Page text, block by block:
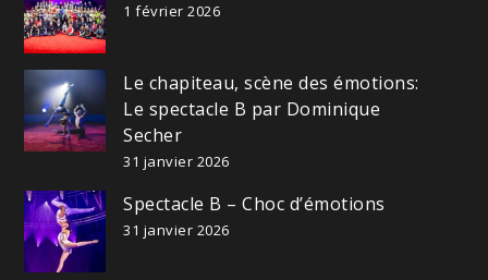
1 février 2026
Le chapiteau, scène des émotions:
Le spectacle B par Dominique
Secher
31 janvier 2026
Spectacle B – Choc d’émotions
31 janvier 2026